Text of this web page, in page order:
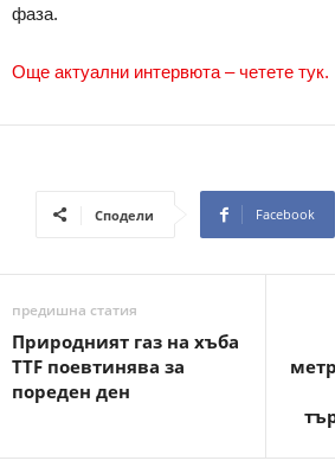
фаза.
Още актуални интервюта – четете тук.
Сподели Facebook
предишна статия
Природният газ на хъба
TTF поевтинява за
пореден ден